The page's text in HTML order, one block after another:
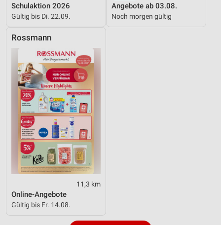
Schulaktion 2026
Gültig bis Di. 22.09.
Angebote ab 03.08.
Noch morgen gültig
Rossmann
11,3 km
Online-Angebote
Gültig bis Fr. 14.08.